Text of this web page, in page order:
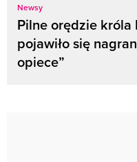
Newsy
Pilne orędzie króla
pojawiło się
opiece”